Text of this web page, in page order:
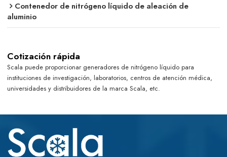
Contenedor de nitrógeno líquido de aleación de
aluminio
Cotización rápida
Scala puede proporcionar generadores de nitrógeno líquido para
instituciones de investigación, laboratorios, centros de atención médica,
universidades y distribuidores de la marca Scala, etc.